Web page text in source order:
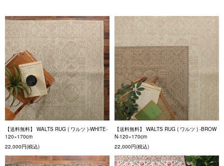
【送料無料】 WALTS RUG ( ワルツ )-WHITE-
120×170cm
22,000円(税込)
【送料無料】 WALTS RUG ( ワルツ ) -BROW
N-120×170cm
22,000円(税込)